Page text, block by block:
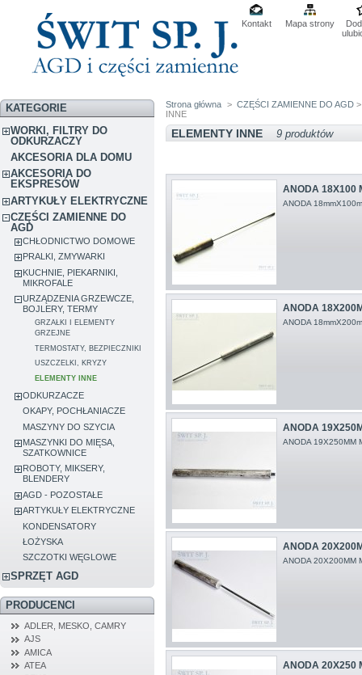
Kontakt Mapa strony
KATEGORIE
WORKI, FILTRY DO
ODKURZACZY
AKCESORIA DLA DOMU
AKCESORIA DO
EKSPRESÓW
ARTYKUŁY ELEKTRYCZNE
CZĘŚCI ZAMIENNE DO
AGD
CHŁODNICTWO DOMOWE
PRALKI, ZMYWARKI
KUCHNIE, PIEKARNIKI,
MIKROFALE
URZĄDZENIA GRZEWCZE,
BOJLERY, TERMY
GRZAŁKI I ELEMENTY
GRZEJNE
TERMOSTATY, BEZPIECZNIKI
USZCZELKI, KRYZY
ELEMENTY INNE
ODKURZACZE
OKAPY, POCHŁANIACZE
MASZYNY DO SZYCIA
MASZYNKI DO MIĘSA,
SZATKOWNICE
ROBOTY, MIKSERY,
BLENDERY
AGD - POZOSTAŁE
ARTYKUŁY ELEKTRYCZNE
KONDENSATORY
ŁOŻYSKA
SZCZOTKI WĘGLOWE
SPRZĘT AGD
PRODUCENCI
ADLER, MESKO, CAMRY
AJS
AMICA
ATEA
Strona główna > CZĘŚCI ZAMIENNE DO AGD
INNE
ELEMENTY INNE 9 produktów
ANODA 18X100
ANODA
ANODA
ANODA
ANODA
ANODA 19X250MM
ANODA
ANODA 20X200MM
ANODA 20X250